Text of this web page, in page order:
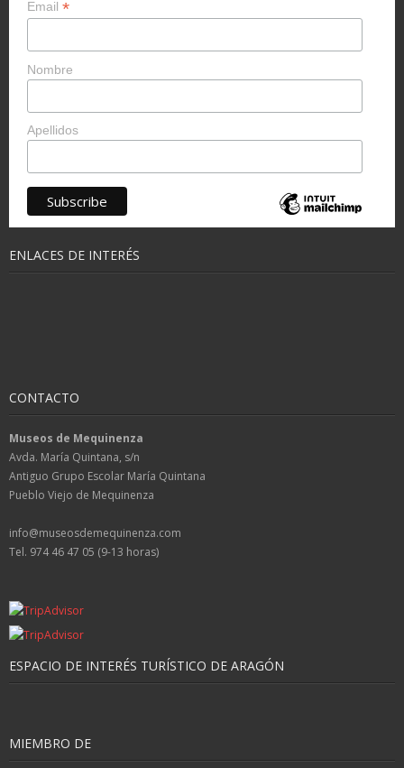
Email *
Nombre
Apellidos
ENLACES DE INTERÉS
CONTACTO
Museos de Mequinenza
Avda. María Quintana, s/n
Antiguo Grupo Escolar María Quintana
Pueblo Viejo de Mequinenza
info@museosdemequinenza.com
Tel. 974 46 47 05 (9-13 horas)
ESPACIO DE INTERÉS TURÍSTICO DE ARAGÓN
MIEMBRO DE